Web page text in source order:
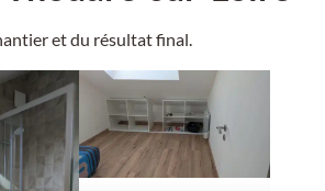
et du résultat final.